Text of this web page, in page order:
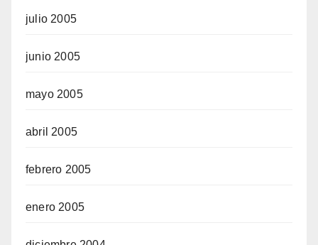
julio 2005
junio 2005
mayo 2005
abril 2005
febrero 2005
enero 2005